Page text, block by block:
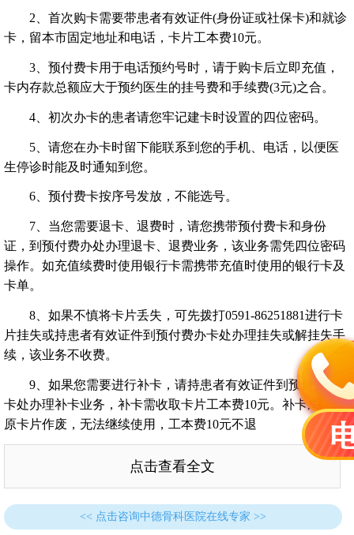
2、首次购卡需要带患者有效证件(身份证或社保卡)和就诊
卡，留本市固定地址和电话，卡片工本费10元。
3、预付费卡用于电话预约号时，请于购卡后立即充值，
卡内存款总额应大于预约医生的挂号费和手续费(3元)之合。
4、初次办卡的患者请您牢记建卡时设置的四位密码。
5、请您在办卡时留下能联系到您的手机、电话，以便医
生停诊时能及时通知到您。
6、预付费卡按序号发放，不能选号。
7、当您需要退卡、退费时，请您携带预付费卡和身份
证，到预付费办处办理退卡、退费业务，该业务需凭四位密码
操作。如充值续费时使用银行卡需携带充值时使用的银行卡及
卡单。
8、如果不慎将卡片丢失，可先拨打0591-86251881进行卡
片挂失或持患者有效证件到预付费办卡处办理挂失或解挂失手
续，该业务不收费。
9、如果您需要进行补卡，请持患者有效证件到预付费办
卡处办理补卡业务，补卡需收取卡片工本费10元。补卡成功后
原卡片作废，无法继续使用，工本费10元不退
点击查看全文
<< 点击咨询中德骨科医院在线专家 >>